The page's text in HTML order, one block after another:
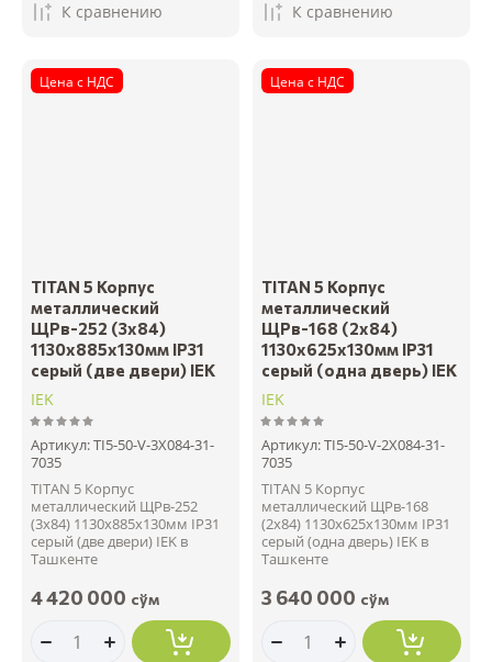
К сравнению К сравнению
Цена с НДС
TITAN 5 Корпус
металлический
ЩРв-252 (3х84)
1130х885х130мм IP31
серый (две двери) IEK
IEK
Артикул:TI5-50-V-3X084-31-
7035
TITAN 5 Корпус
металлический ЩРв-252
(3х84) 1130х885х130мм IP31
серый (две двери) IEK в
Ташкенте
4 420 000 сўм
Цена с НДС
TITAN 5 Корпус
металлический
ЩРв-168 (2х84)
1130х625х130мм IP31
серый (одна дверь) IEK
IEK
Артикул:TI5-50-V-2X084-31-
7035
TITAN 5 Корпус
металлический ЩРв-168
(2х84) 1130х625х130мм IP31
серый (одна дверь) IEK в
Ташкенте
3 640 000 сўм